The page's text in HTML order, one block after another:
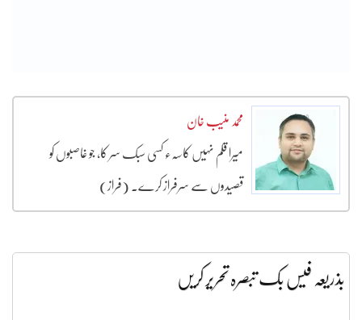
محمد منیب خان
میرا قلم نہیں کاسہء کسی سبک سر کا، جو غاصبوں کو
قصیدوں سے سرفراز کرے۔ (فراز)
بذریعہ فیس بک تبصرہ تحریر کریں